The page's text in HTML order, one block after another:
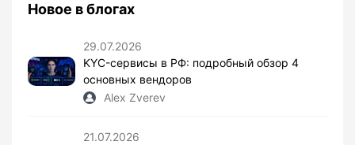
Новое в блогах
29.07.2026
KYC-сервисы в РФ: подробный обзор 4
основных вендоров
Alex Zverev
21.07.2026